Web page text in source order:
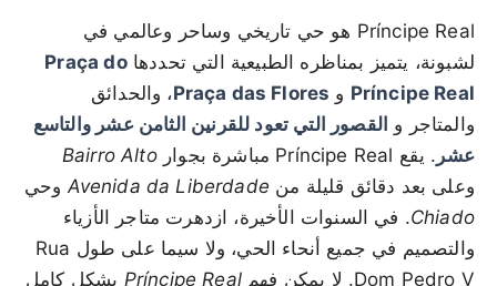
Príncipe Real هو حي تاريخي وساحر وعالمي في
لشبونة، يتميز بمناظره الطبيعية التي تحددهاPraça do
Príncipe Real و Praça das Flores، والحدائق
والمتاجر و القصور التي تعود للقرنين الثامن عشر والتاسع
عشر . يقع Príncipe Real مباشرة بجوار
Bairro Alto
وعلى بعد دقائق قليلة من Avenida da Liberdadeوحي
Chiado. في السنوات الأخيرة، ازدهرت متاجر الأزياء
والتصميم في جميع أنحاء الحي، ولا سيما على طول Rua
Dom Pedro V. لا يمكن فهم
Príncipe Real بشكل كامل